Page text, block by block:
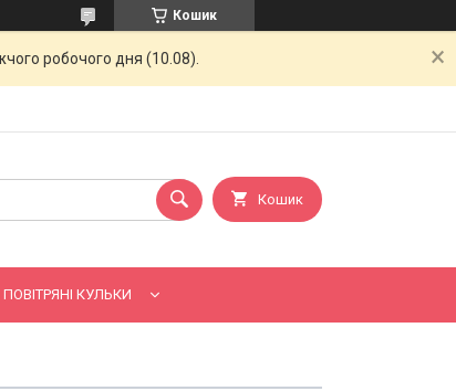
Кошик
робочого дня (10.08).
Кошик
ПОВІТРЯНІ КУЛЬКИ